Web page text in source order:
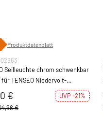
Produktdatenblatt
Seilleuchte chrom schwenkbar
für TENSEO Niedervolt-
€
UVP -21%
€